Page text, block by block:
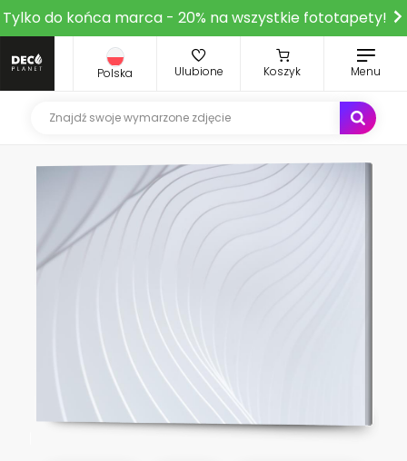
Tylko do końca marca - 20% na wszystkie fototapety!
Polska Ulubione Koszyk Menu